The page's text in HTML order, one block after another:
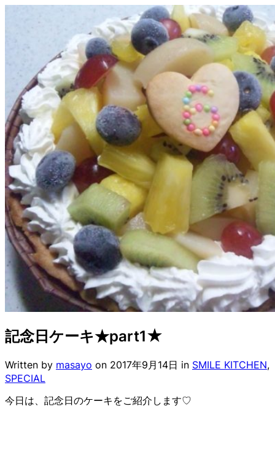
記念日ケーキ★part1★
Written by masayo on 2017年9月14日 in SMILE KITCHEN,
SPECIAL
今日は、記念日のケーキをご紹介します♡